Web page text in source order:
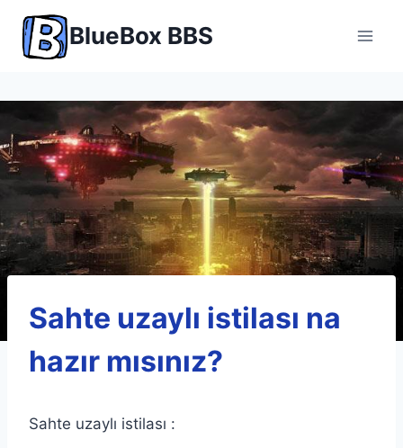
content
BlueBox BBS
Sahte uzaylı istilası na
hazır mısınız?
Sahte uzaylı istilası :